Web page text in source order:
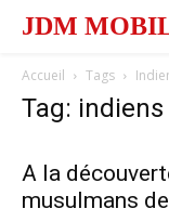
JDM
Accueil Tags
Tag: indiens
A la
musulmans